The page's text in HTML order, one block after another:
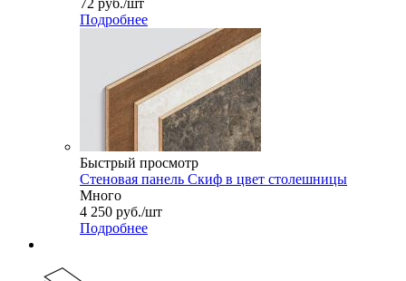
72 руб./шт
Подробнее
Быстрый просмотр
Стеновая панель Скиф в цвет столешницы
Много
4 250 руб./шт
Подробнее